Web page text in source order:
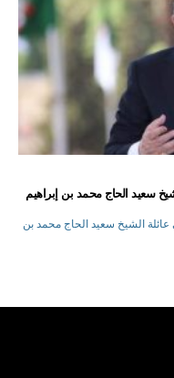
سعيد الحاج محمد بن إبراهيم
عائلة الشيخ سعيد الحاج محمد بن